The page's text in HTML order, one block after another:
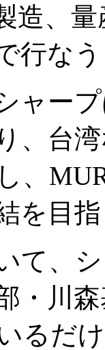
造、量
行な
ャー
、台
、
を目
て、
・川
るだ